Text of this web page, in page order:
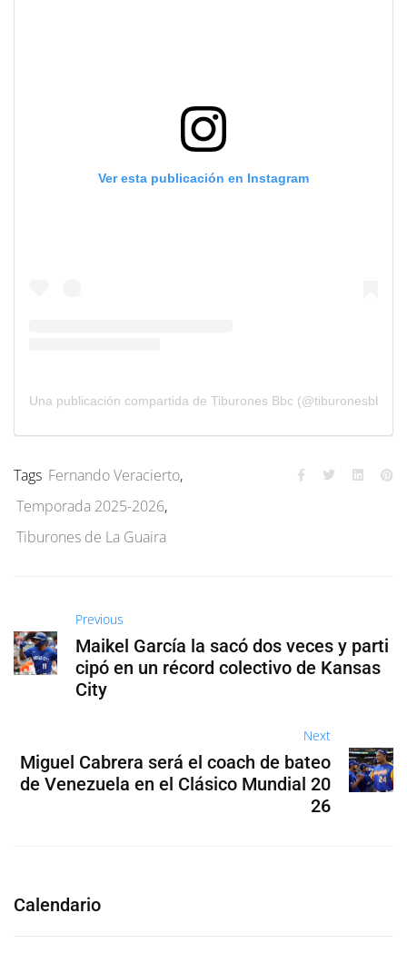
Ver esta publicación en Instagram
Una publicación compartida de Tiburones Bbc (@tiburonesbbc)
Tags Fernando Veracierto,
Temporada 2025-2026,
Tiburones de La Guaira
Previous
Maikel García la sacó dos veces y parti
cipó en un récord colectivo de Kansas
City
Next
Miguel Cabrera será el coach de bateo
de Venezuela en el Clásico Mundial 20
26
Calendario